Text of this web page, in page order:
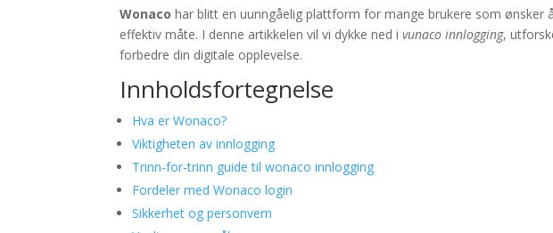
Wonaco har blitt en uunngåelig plattform for mange brukere som ønsker
effektiv måte. I denne artikkelen vil vi dykke ned ivunaco innlogging,
forbedre din digitale opplevelse.
Innholdsfortegnelse
Hva er Wonaco?
Viktigheten av innlogging
Trinn-for-trinn guide til wonaco innlogging
Fordeler med Wonaco login
Sikkerhet og personvern